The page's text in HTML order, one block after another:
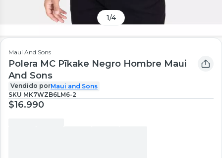
1/4
Maui And Sons
Polera MC Pīkake Negro Hombre Maui
And Sons
Vendido porMaui and Sons
SKU MK7WZB6LM6-2
$16.990